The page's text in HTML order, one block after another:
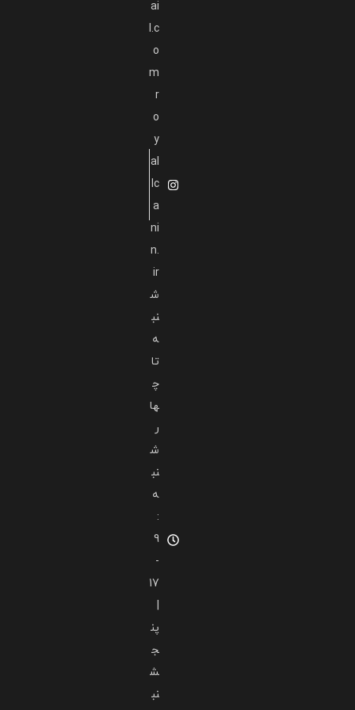
ai
l.c
o
m
r
o
y
al
lc
a
ni
n.
ir
ش
نب
ه
تا
چ
ها
ر
ش
نب
ه
:
9
-
17
|
پن
ج
ش
نب